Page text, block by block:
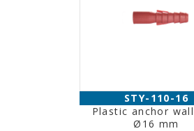
STY-110-16
Plastic anchor
Ø16 mm